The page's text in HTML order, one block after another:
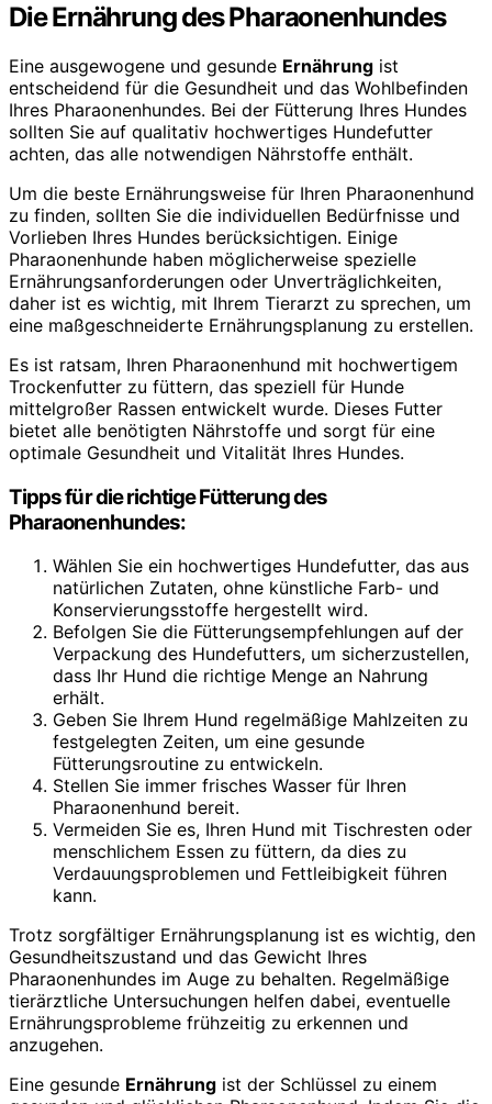
Die Ernährung des Pharaonenhundes
Eine ausgewogene und gesunde Ernährung ist
entscheidend für die Gesundheit und das Wohlbefinden
Ihres Pharaonenhundes. Bei der Fütterung Ihres Hundes
sollten Sie auf qualitativ hochwertiges Hundefutter
achten, das alle notwendigen Nährstoffe enthält.
Um die beste Ernährungsweise für Ihren Pharaonenhund
zu finden, sollten Sie die individuellen Bedürfnisse und
Vorlieben Ihres Hundes berücksichtigen. Einige
Pharaonenhunde haben möglicherweise spezielle
Ernährungsanforderungen oder Unverträglichkeiten,
daher ist es wichtig, mit Ihrem Tierarzt zu sprechen, um
eine maßgeschneiderte Ernährungsplanung zu erstellen.
Es ist ratsam, Ihren Pharaonenhund mit hochwertigem
Trockenfutter zu füttern, das speziell für Hunde
mittelgroßer Rassen entwickelt wurde. Dieses Futter
bietet alle benötigten Nährstoffe und sorgt für eine
optimale Gesundheit und Vitalität Ihres Hundes.
Tipps für die richtige Fütterung des
Pharaonenhundes:
Wählen Sie ein hochwertiges Hundefutter, das aus
natürlichen Zutaten, ohne künstliche Farb- und
Konservierungsstoffe hergestellt wird.
Befolgen Sie die Fütterungsempfehlungen auf der
Verpackung des Hundefutters, um sicherzustellen,
dass Ihr Hund die richtige Menge an Nahrung
erhält.
Geben Sie Ihrem Hund regelmäßige Mahlzeiten zu
festgelegten Zeiten, um eine gesunde
Fütterungsroutine zu entwickeln.
Stellen Sie immer frisches Wasser für Ihren
Pharaonenhund bereit.
Vermeiden Sie es, Ihren Hund mit Tischresten oder
menschlichem Essen zu füttern, da dies zu
Verdauungsproblemen und Fettleibigkeit führen
kann.
Trotz sorgfältiger Ernährungsplanung ist es wichtig, den
Gesundheitszustand und das Gewicht Ihres
Pharaonenhundes im Auge zu behalten. Regelmäßige
tierärztliche Untersuchungen helfen dabei, eventuelle
Ernährungsprobleme frühzeitig zu erkennen und
anzugehen.
Eine gesunde Ernährung ist der Schlüssel zu einem